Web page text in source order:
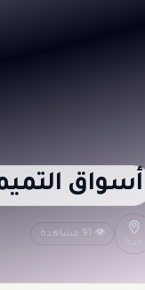
أسواق
جدة
👁 91 مشاهدة